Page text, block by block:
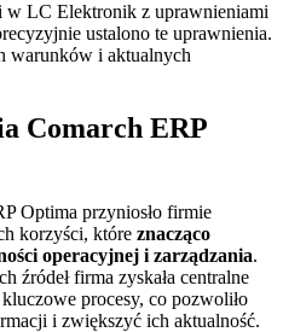
w LC Elektronik z uprawnieniami
ustalono te uprawnienia.
warunków i aktualnych
Comarch ERP
Optima przyniosło firmie
korzyści, które znacząco
operacyjnej i zarządzania.
źródeł firma zyskała centralne
procesy, co pozwoliło
i zwiększyć ich aktualność.